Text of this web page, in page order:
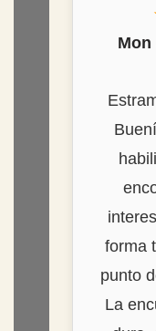
Mon
forma
punto
La